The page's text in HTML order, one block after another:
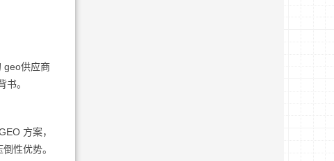
geo供应商
。
方案，
性优势。